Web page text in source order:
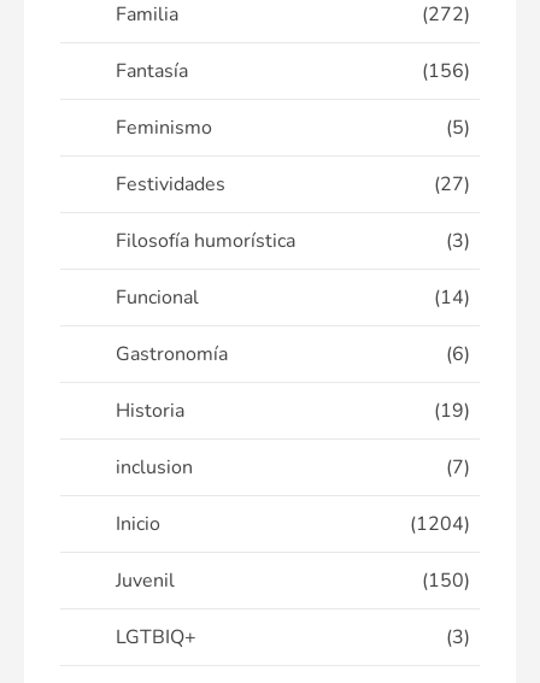
Familia (272)
Fantasía (156)
Feminismo (5)
Festividades (27)
Filosofía humorística (3)
Funcional (14)
Gastronomía (6)
Historia (19)
inclusion (7)
Inicio (1204)
Juvenil (150)
LGTBIQ+ (3)